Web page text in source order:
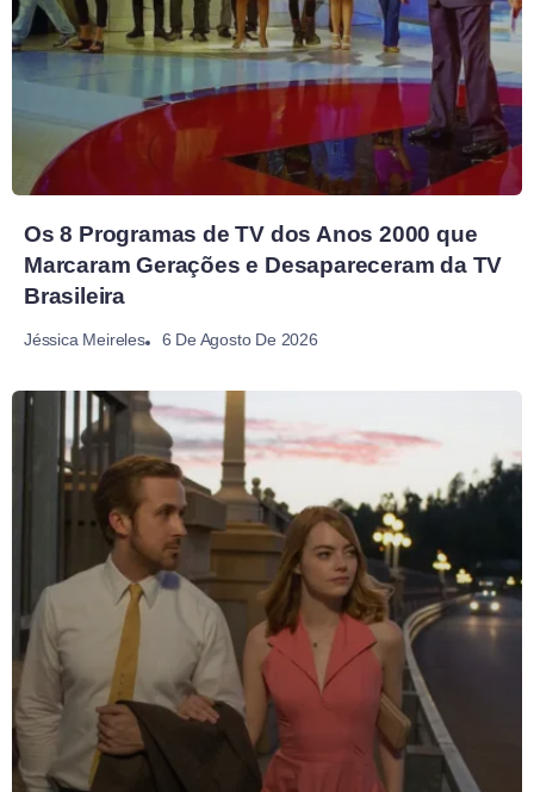
Os 8 Programas de TV dos Anos 2000 que
Marcaram Gerações e Desapareceram da TV
Brasileira
Jéssica Meireles 6 De Agosto De 2026